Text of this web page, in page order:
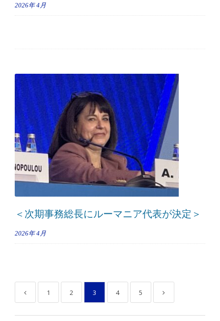
2026年 4月
＜次期事務総長にルーマニア代表が決定＞
2026年 4月
1 2 3 4 5